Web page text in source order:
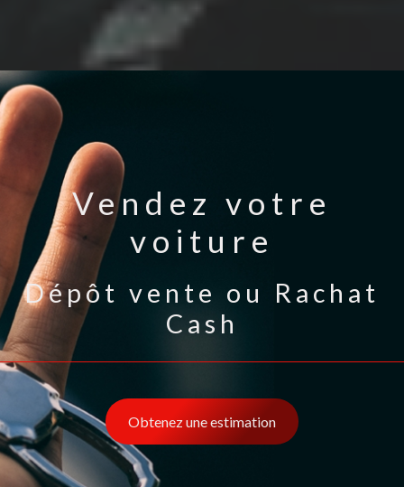
Vendez votre
voiture
Dépôt vente ou Rachat
Cash
Obtenez une estimation